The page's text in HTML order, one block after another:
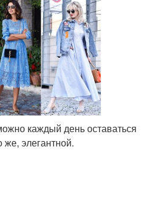
каждый день оставаться
же, элегантной.